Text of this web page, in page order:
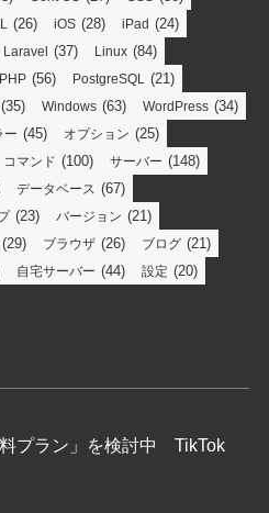
(26) iOS (28) iPad (24)
Laravel (37) Linux (84)
PHP (56) PostgreSQL (21)
(35) Windows (63) WordPress (34)
ー (45) オプション (25)
コマンド (100) サーバー (148)
データベース (67)
(23) バージョン (21)
(29) ブラウザ (26) ブログ (21)
自宅サーバー (44) 設定 (20)
プラン」を検討中 TikTok